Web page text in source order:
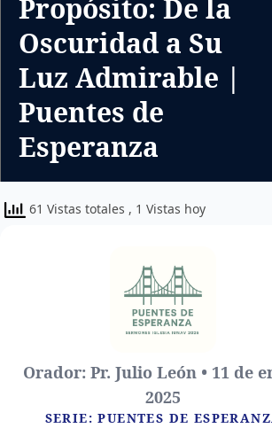
Propósito: De la
Oscuridad a Su
Luz Admirable |
Puentes de
Esperanza
61 Vistas totales , 1 Vistas hoy
Orador: Pr. Julio León • 11 de
2025
SERIE: PUENTES DE